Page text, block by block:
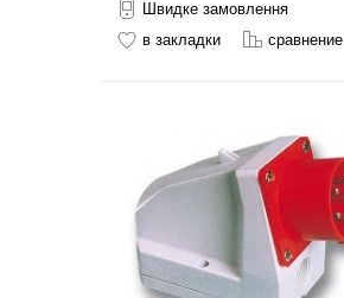
Швидке замовлення
в закладки
сравнение